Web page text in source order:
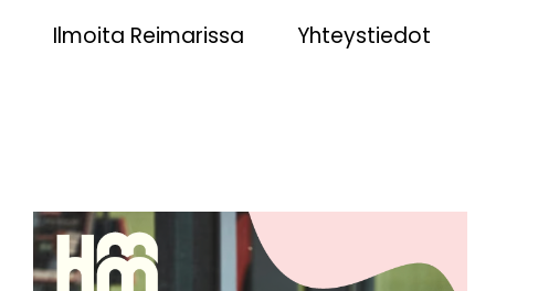
Ilmoita Reimarissa Yhteystiedot